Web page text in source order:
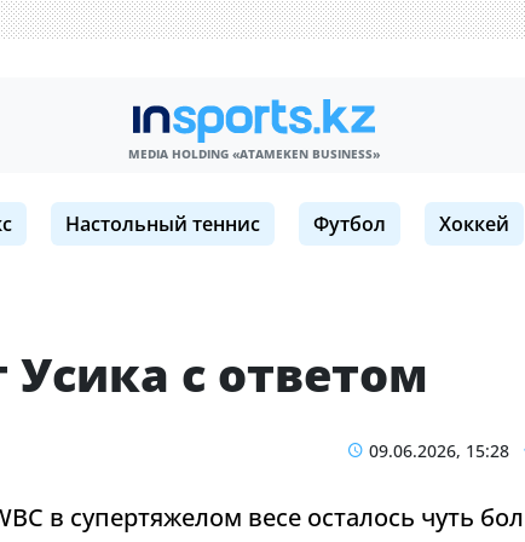
MEDIA HOLDING «ATAMEKЕN BUSINESS»
Настольный теннис Футбол Хоккей
с ответом
09.06.2026, 15:28
в супертяжелом весе осталось чуть